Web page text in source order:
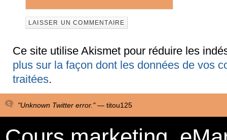
Ce site utilise Akismet pour réduire les
plus sur la façon dont les données de vos
traitées.
"Unknown Twitter error." — titou125